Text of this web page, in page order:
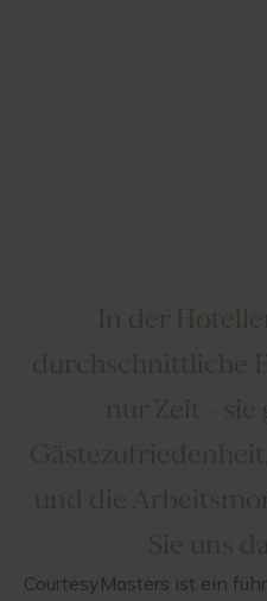
In der
durchschnittliche
nur Zeit –
und die
Sie uns
CourtesyMasters ist ein